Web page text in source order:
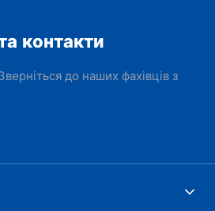
контакти
до наших фахівців з